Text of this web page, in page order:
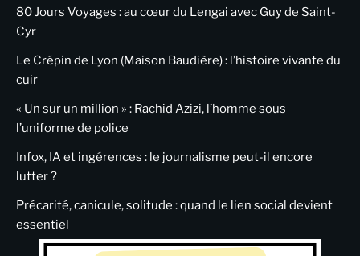
80 Jours Voyages : au cœur du Lengai avec Guy de Saint-
Cyr
Le Crépin de Lyon (Maison Baudière) : l’histoire vivante du
cuir
« Un sur un million » : Rachid Azizi, l’homme sous
l’uniforme de police
Infox, IA et ingérences : le journalisme peut-il encore
lutter ?
Précarité, canicule, solitude : quand le lien social devient
essentiel